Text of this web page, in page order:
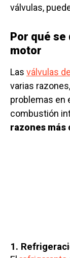
válvulas,
Por qué se
motor
Las válvulas
varias
problemas en
combustión
razones más
1.